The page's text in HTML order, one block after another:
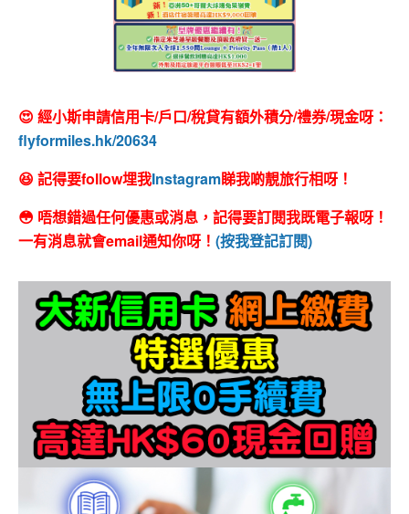
😍 經小斯申請信用卡/戶口/稅貸有額外積分/禮券/現金呀：
flyformiles.hk/20634
😆 記得要follow埋我Instagram睇我啲靚旅行相呀！
😳 唔想錯過任何優惠或消息，記得要訂閱我既電子報呀！
一有消息就會email通知你呀！ (按我登記訂閱)